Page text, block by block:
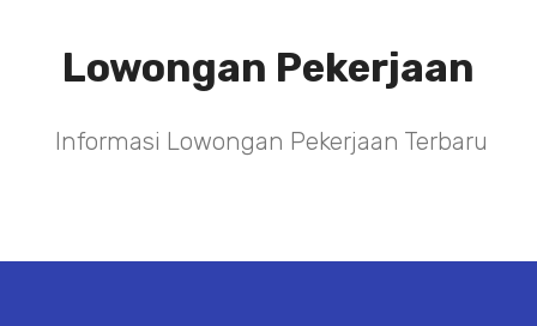
Lowongan Pekerjaan
Informasi Lowongan Pekerjaan Terbaru